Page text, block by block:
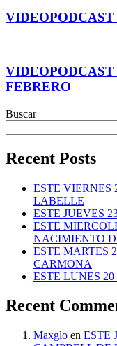
FEBRERO
Buscar
Recent Posts
ESTE VIERNES
LABELLE
ESTE JUEVES
ESTE
NACIMIENTO
ESTE MARTES
CARMONA
ESTE LUNES
Recent
Maxglo en ESTE